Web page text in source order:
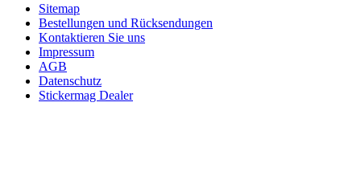
Sitemap
Bestellungen und Rücksendungen
Kontaktieren Sie uns
Impressum
AGB
Datenschutz
Stickermag Dealer